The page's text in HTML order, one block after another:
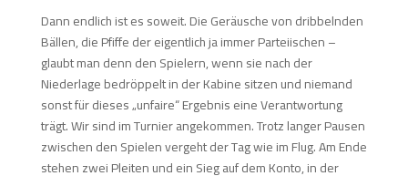
Dann endlich ist es soweit. Die Geräusche von dribbelnden
Bällen, die Pfiffe der eigentlich ja immer Parteiischen –
glaubt man denn den Spielern, wenn sie nach der
Niederlage bedröppelt in der Kabine sitzen und niemand
sonst für dieses „unfaire“ Ergebnis eine Verantwortung
trägt. Wir sind im Turnier angekommen. Trotz langer Pausen
zwischen den Spielen vergeht der Tag wie im Flug. Am Ende
stehen zwei Pleiten und ein Sieg auf dem Konto, in der